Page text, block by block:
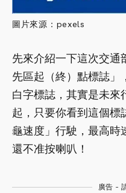
圖片來源：pexels
先來介紹一下這次交通
先區起（終）點標誌」
白字標誌，其實是未來
起，只要你看到這個標
龜速度」行駛，最高時
還不准按喇叭！
廣告 -